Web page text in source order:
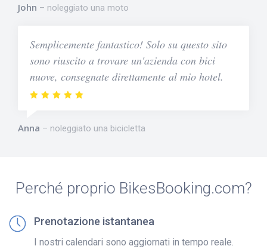
John noleggiato una moto
Semplicemente fantastico! Solo su questo sito
sono riuscito a trovare un'azienda con bici
nuove, consegnate direttamente al mio hotel.
Anna noleggiato una bicicletta
Perché proprio BikesBooking.com?
Prenotazione istantanea
I nostri calendari sono aggiornati in tempo reale.